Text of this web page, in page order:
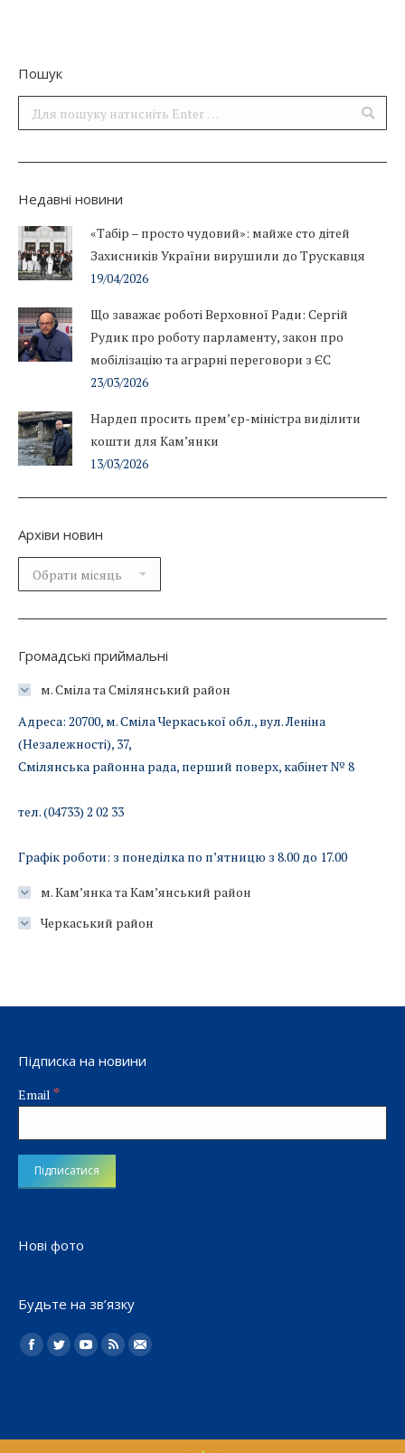
Пошук
Поиск:
Недавні новини
«Табір – просто чудовий»: майже сто дітей
Захисників України вирушили до Трускавця
19/04/2026
Що заважає роботі Верховної Ради: Сергій
Рудик про роботу парламенту, закон про
мобілізацію та аграрні переговори з ЄС
23/03/2026
Нардеп просить прем’єр-міністра виділити
кошти для Кам’янки
13/03/2026
Архіви новин
Архіви
новин
Громадські приймальні
м. Сміла та Смілянський район
Адреса: 20700, м. Сміла Черкаської обл., вул. Леніна
(Незалежності), 37,
Смілянська районна рада, перший поверх, кабінет № 8
тел. (04733) 2 02 33
Графік роботи: з понеділка по п’ятницю з 8.00 до 17.00
м. Кам’янка та Кам’янський район
Черкаський район
Підписка на новини
Email *
Нові фото
Будьте на зв’язку
Найдите нас:
Facebook
TwitterYouTube
Rss Електронна